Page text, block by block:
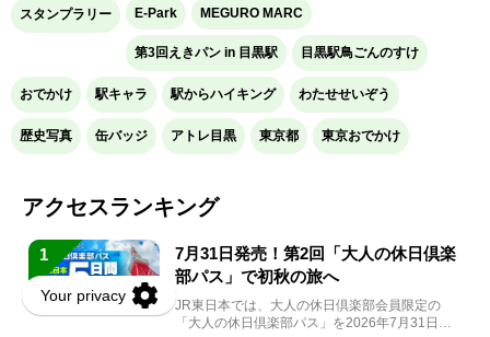
スタンプラリー E-Park MEGURO MARC
第3回えきパン in 目黒駅 目黒駅鳥ごんのすけ
おでかけ 駅キャラ 駅からハイキング わたせせいぞう
歴史写真 缶バッジ アトレ目黒 東京都 東京おでかけ
アクセスランキング
1
7月31日発売！第2回「大人の休日倶楽
部パス」で初秋の旅へ
JR東日本では、大人の休日倶楽部会員限定の
「大人の休日倶楽部パス」を2026年7月31日